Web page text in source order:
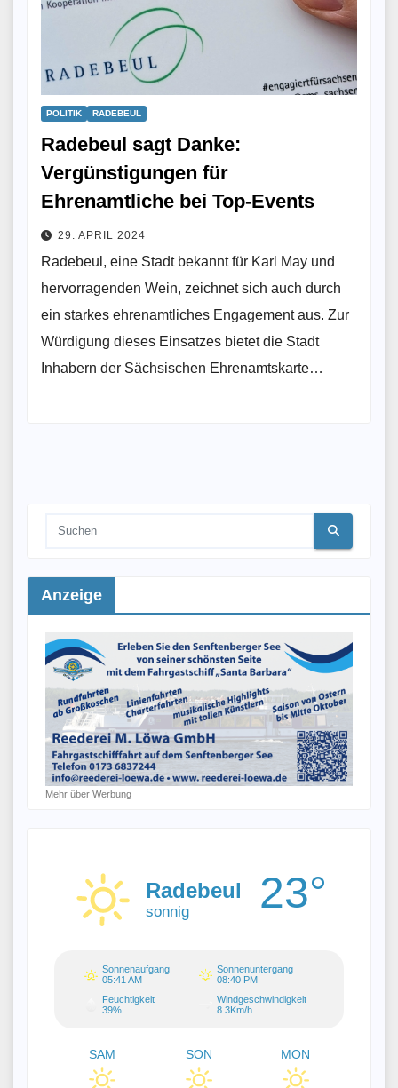
POLITIK RADEBEUL
Radebeul sagt Danke:
Vergünstigungen für
Ehrenamtliche bei Top-Events
29. APRIL 2024
Radebeul, eine Stadt bekannt für Karl May und
hervorragenden Wein, zeichnet sich auch durch
ein starkes ehrenamtliches Engagement aus. Zur
Würdigung dieses Einsatzes bietet die Stadt
Inhabern der Sächsischen Ehrenamtskarte…
Anzeige
Mehr über Werbung
Radebeul
sonnig 23°
Sonnenaufgang
05:41 AM
Sonnenuntergang
08:40 PM
Feuchtigkeit
39%
Windgeschwindigkeit
8.3Km/h
SAM SON MON